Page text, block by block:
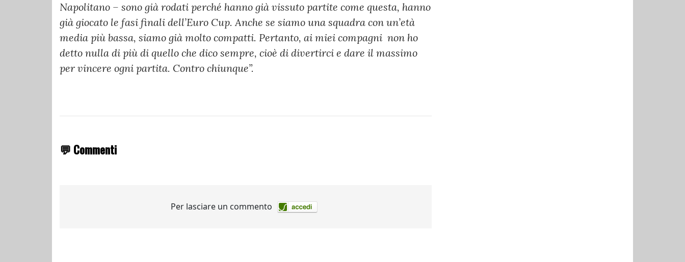
Napolitano – sono già rodati perché hanno già vissuto partite come questa, hanno
già giocato le fasi finali dell’Euro Cup. Anche se siamo una squadra con un’età
media più bassa, siamo già molto compatti. Pertanto, ai miei compagni non ho
detto nulla di più di quello che dico sempre, cioè di divertirci e dare il massimo
per vincere ogni partita. Contro chiunque”.
💬 Commenti